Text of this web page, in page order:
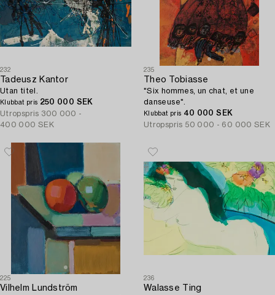
232
Tadeusz Kantor
Utan titel.
Klubbat pris 250 000 SEK
Utropspris 300 000 -
400 000 SEK
235
Theo Tobiasse
"Six hommes, un chat, et une
danseuse".
Klubbat pris 40 000 SEK
Utropspris 50 000 - 60 000 SEK
225
Vilhelm Lundström
236
Walasse Ting